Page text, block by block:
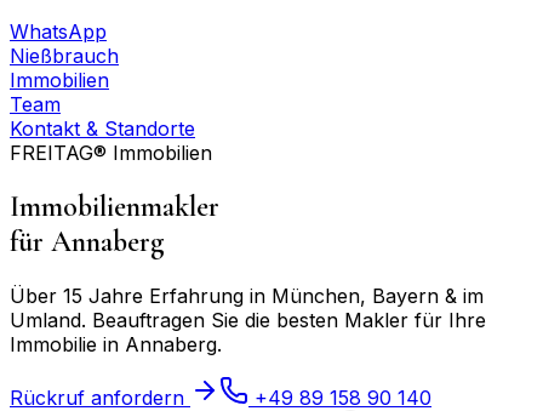
WhatsApp
Nießbrauch
Immobilien
Team
Kontakt & Standorte
FREITAG® Immobilien
Immobilienmakler
für Annaberg
Über 15 Jahre Erfahrung in München, Bayern & im
Umland. Beauftragen Sie die besten Makler für Ihre
Immobilie in Annaberg.
Rückruf anfordern
+49 89 158 90 140